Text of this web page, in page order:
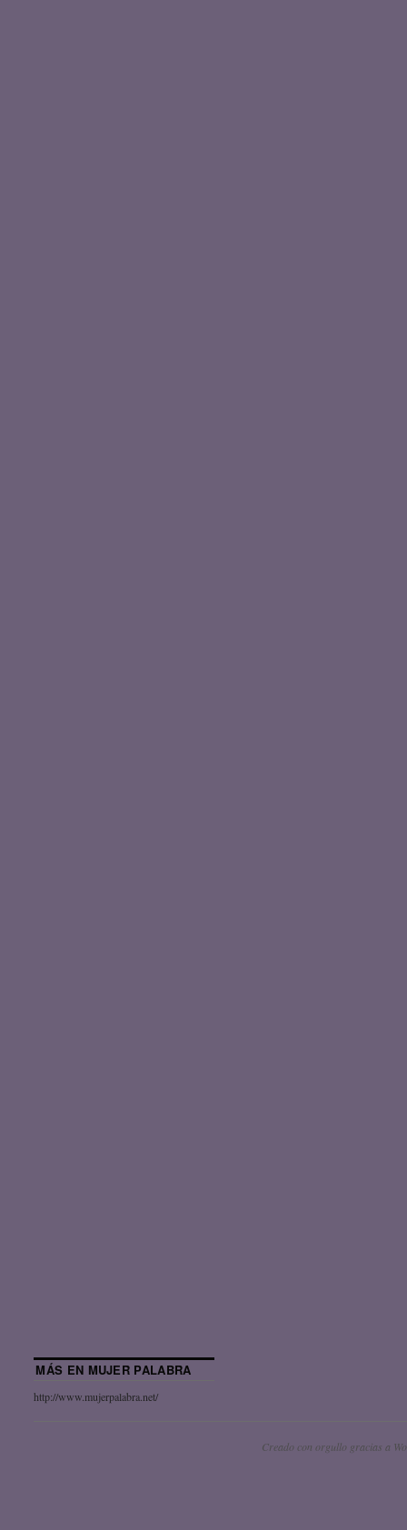
MÁS EN MUJER PALABRA
http://www.mujerpalabra.net/
Creado con orgullo gracias a